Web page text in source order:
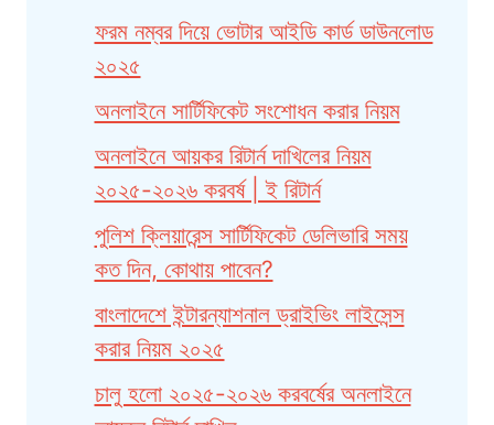
ফরম নম্বর দিয়ে ভোটার আইডি কার্ড ডাউনলোড
২০২৫
অনলাইনে সার্টিফিকেট সংশোধন করার নিয়ম
অনলাইনে আয়কর রিটার্ন দাখিলের নিয়ম
২০২৫-২০২৬ করবর্ষ | ই রিটার্ন
পুলিশ ক্লিয়ারেন্স সার্টিফিকেট ডেলিভারি সময়
কত দিন, কোথায় পাবেন?
বাংলাদেশে ইন্টারন্যাশনাল ড্রাইভিং লাইসেন্স
করার নিয়ম ২০২৫
চালু হলো ২০২৫-২০২৬ করবর্ষের অনলাইনে